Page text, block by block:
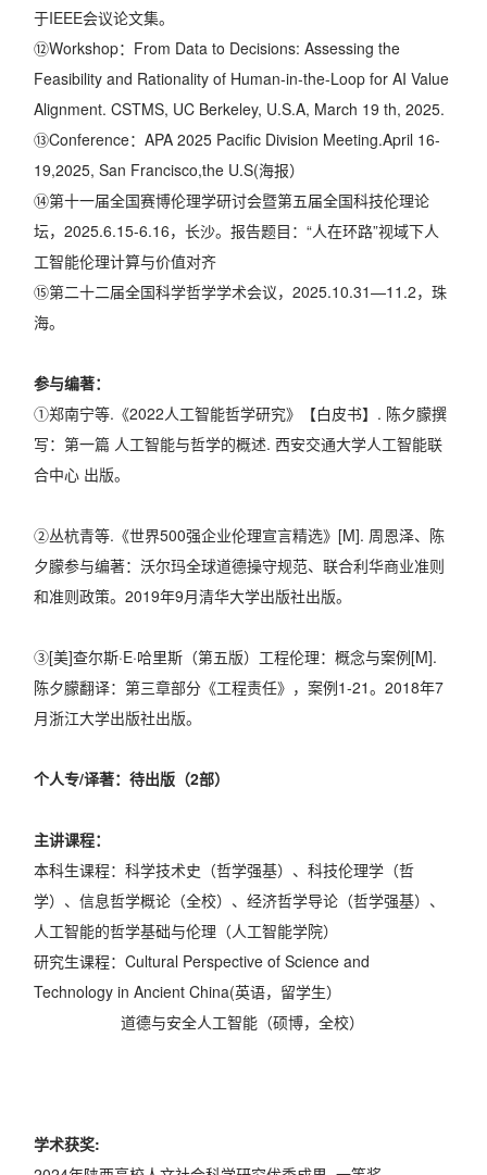
于IEEE会议论文集。
⑫Workshop：From Data to Decisions: Assessing the
Feasibility and Rationality of Human-in-the-Loop for AI Value
Alignment. CSTMS, UC Berkeley, U.S.A, March 19 th, 2025.
⑬Conference：APA 2025 Pacific Division Meeting.April 16-
19,2025, San Francisco,the U.S(海报）
⑭第十一届全国赛博伦理学研讨会暨第五届全国科技伦理论
坛，2025.6.15-6.16，长沙。报告题目：“人在环路”视域下人
工智能伦理计算与价值对齐
⑮第二十二届全国科学哲学学术会议，2025.10.31—11.2，珠
海。
参与编著：
①郑南宁等.《2022人工智能哲学研究》【白皮书】. 陈夕朦撰
写：第一篇 人工智能与哲学的概述. 西安交通大学人工智能联
合中心 出版。
②丛杭青等.《世界500强企业伦理宣言精选》[M]. 周恩泽、陈
夕朦参与编著：沃尔玛全球道德操守规范、联合利华商业准则
和准则政策。2019年9月清华大学出版社出版。
③[美]查尔斯·E·哈里斯（第五版）工程伦理：概念与案例[M].
陈夕朦翻译：第三章部分《工程责任》，案例1-21。2018年7
月浙江大学出版社出版。
个人专/译著：待出版（2部）
主讲课程：
本科生课程：科学技术史（哲学强基）、科技伦理学（哲
学）、信息哲学概论（全校）、经济哲学导论（哲学强基）、
人工智能的哲学基础与伦理（人工智能学院）
研究生课程：Cultural Perspective of Science and
Technology in Ancient China(英语，留学生）
道德与安全人工智能（硕博，全校）
学术获奖: